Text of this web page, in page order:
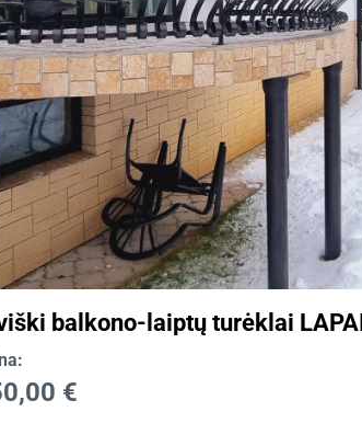
balkono-laiptų turėklai
€